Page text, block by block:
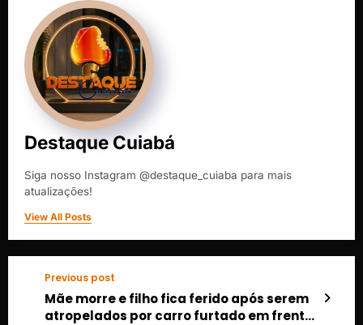
Destaque Cuiabá
Siga nosso Instagram @destaque_cuiaba para mais
atualizações!
View All Posts
Previous post
Mãe morre e filho fica ferido após serem
atropelados por carro furtado em frente